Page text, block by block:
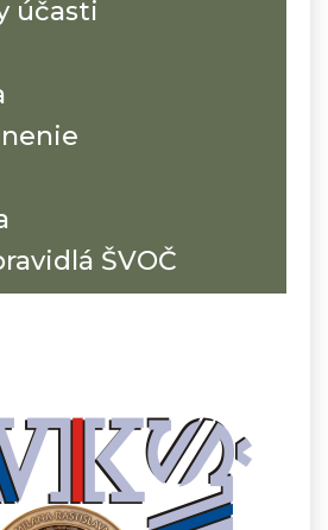
účasti
ŠVOČ